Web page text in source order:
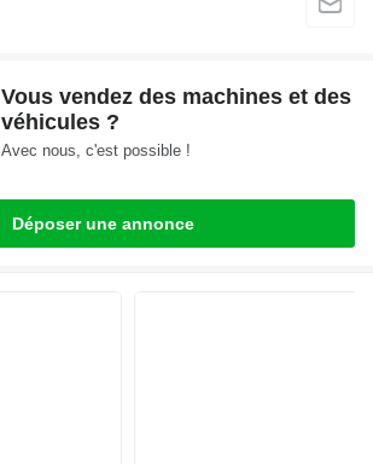
Vous vendez des machines et des
véhicules ?
Avec nous, c'est possible !
Déposer une annonce